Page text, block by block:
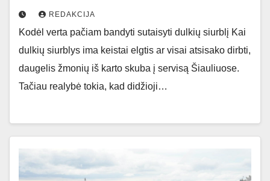
REDAKCIJA
Kodėl verta pačiam bandyti sutaisyti dulkių siurblį Kai
dulkių siurblys ima keistai elgtis ar visai atsisako dirbti,
daugelis žmonių iš karto skuba į servisą Šiauliuose.
Tačiau realybė tokia, kad didžioji…